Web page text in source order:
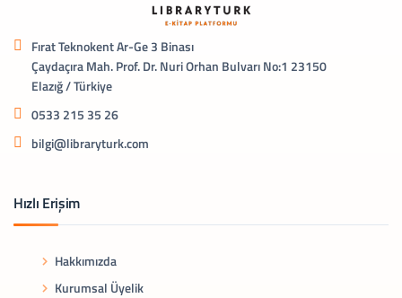
Fırat Teknokent Ar-Ge 3 Binası
Çaydaçıra Mah. Prof. Dr. Nuri Orhan Bulvarı No:1 23150
Elazığ / Türkiye
0533 215 35 26
bilgi@libraryturk.com
Hızlı Erişim
Hakkımızda
Kurumsal Üyelik